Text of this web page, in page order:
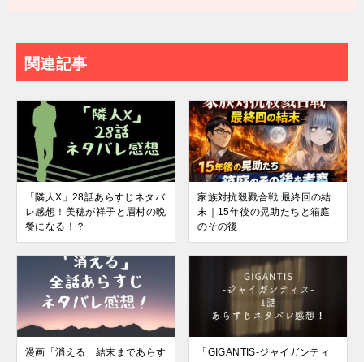
関連記事
「隣人X」28話あらすじネタバ
レ感想！美穂が祥子と眉村の晩
餐になる！？
家族対抗殺戮合戦 最終回の結
末｜15年後の晃助たちと箱庭
のその後
漫画「消える」結末まであらす
「GIGANTIS-ジャイガンティ